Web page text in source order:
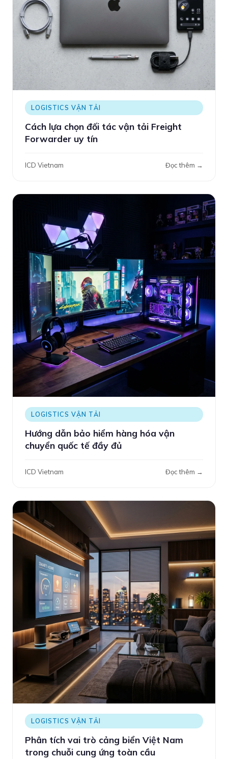
LOGISTICS VẬN TẢI
Cách lựa chọn đối tác vận tải Freight
Forwarder uy tín
ICD Vietnam Đọc thêm →
LOGISTICS VẬN TẢI
Hướng dẫn bảo hiểm hàng hóa vận
chuyển quốc tế đầy đủ
ICD Vietnam Đọc thêm →
LOGISTICS VẬN TẢI
Phân tích vai trò cảng biển Việt Nam
trong chuỗi cung ứng toàn cầu